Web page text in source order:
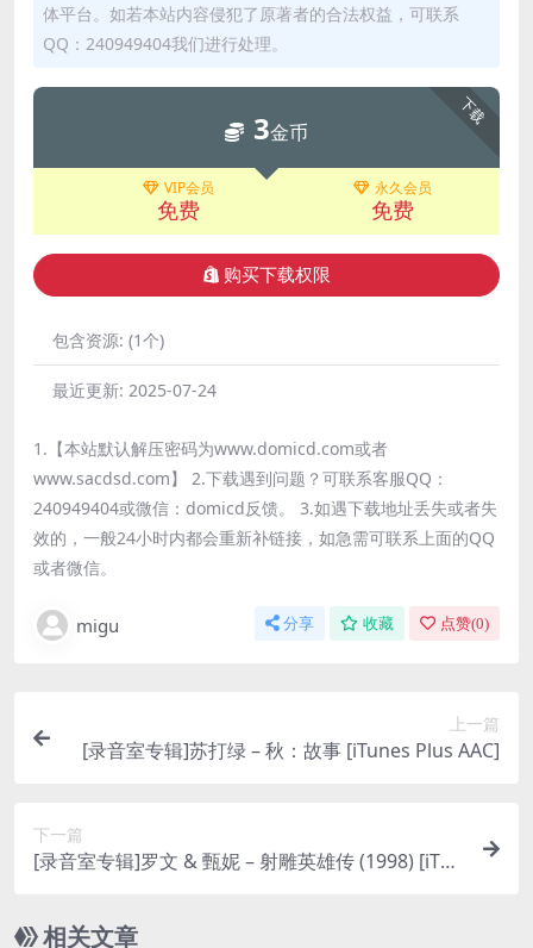
体平台。如若本站内容侵犯了原著者的合法权益，可联系
QQ：240949404我们进行处理。
下载
3金币
VIP会员
免费
永久会员
免费
购买下载权限
包含资源: (1个)
最近更新: 2025-07-24
1.【本站默认解压密码为www.domicd.com或者
www.sacdsd.com】 2.下载遇到问题？可联系客服QQ：
240949404或微信：domicd反馈。 3.如遇下载地址丢失或者失
效的，一般24小时内都会重新补链接，如急需可联系上面的QQ
或者微信。
migu 分享 收藏 点赞(0)
上一篇
[录音室专辑]苏打绿 – 秋：故事 [iTunes Plus AAC]
下一篇
[录音室专辑]罗文 & 甄妮 – 射雕英雄传 (1998) [iTun
相关文章